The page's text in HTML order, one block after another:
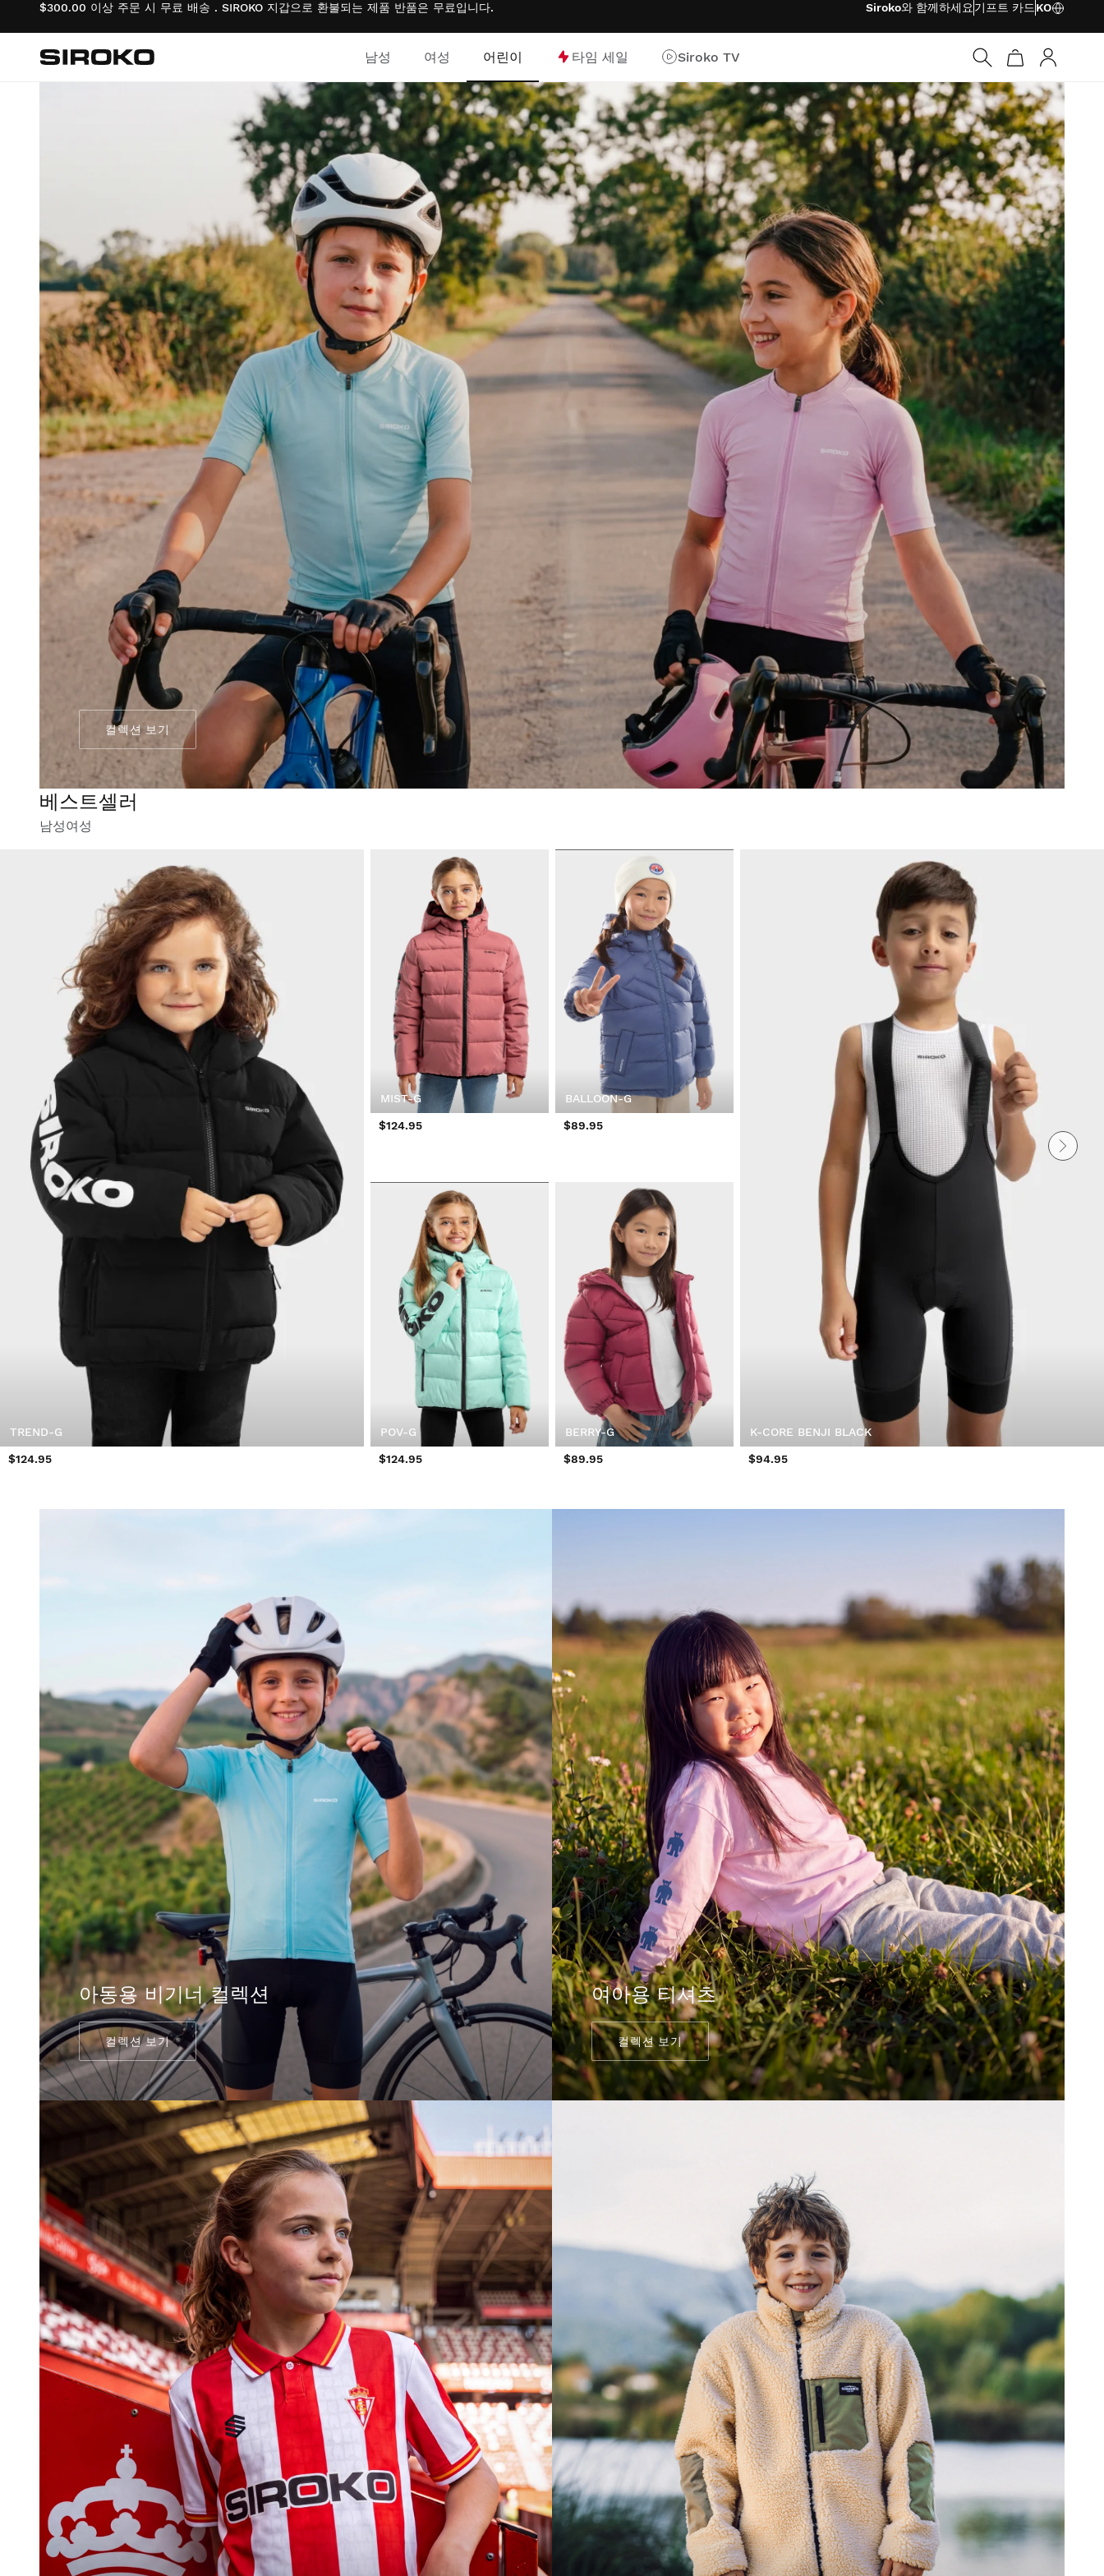
$300.00 이상 주문 시 무료 배송 . SIROKO 지갑으로 환불되는 제품 반품은 무료입니다. Siroko와 함께하세요 기프트 카드 KO
홈페이지로 이동
Siroko.com
남성
빠델
테니스
골프
스키 & 스노보드
라이프스타일
축구
협업
모두 보기 남성
여성
빠델
테니스
골프
스키 & 스노보드
라이프스타일
축구
협업
모두 보기 여성
어린이
사이클링 걸
스키 & 스노보드 소년
스키 & 스노보드 소녀
축구
모두 보기 어린이
타임 세일
Siroko TV
컬렉션 보기
베스트셀러
남성여성
TREND-G
$124.95
MIST-G
$124.95
POV-G
$124.95
BALLOON-G
$89.95
BERRY-G
$89.95
K-CORE BENJI BLACK
$94.95
아동용 비기너 컬렉션
컬렉션 보기
여아용 티셔츠
컬렉션 보기